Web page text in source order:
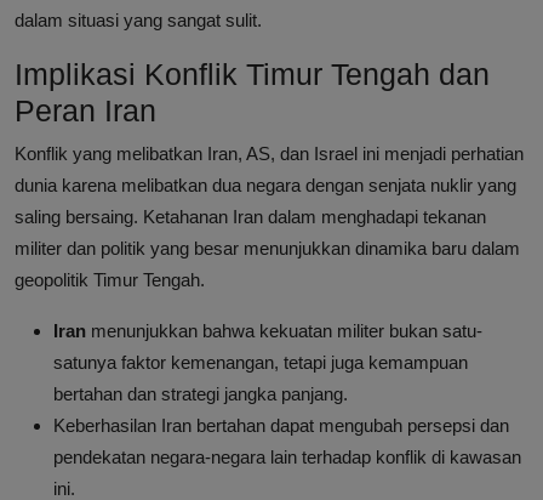
dalam situasi yang sangat sulit.
Implikasi Konflik Timur Tengah dan
Peran Iran
Konflik yang melibatkan Iran, AS, dan Israel ini menjadi perhatian
dunia karena melibatkan dua negara dengan senjata nuklir yang
saling bersaing. Ketahanan Iran dalam menghadapi tekanan
militer dan politik yang besar menunjukkan dinamika baru dalam
geopolitik Timur Tengah.
Iran menunjukkan bahwa kekuatan militer bukan satu-
satunya faktor kemenangan, tetapi juga kemampuan
bertahan dan strategi jangka panjang.
Keberhasilan Iran bertahan dapat mengubah persepsi dan
pendekatan negara-negara lain terhadap konflik di kawasan
ini.